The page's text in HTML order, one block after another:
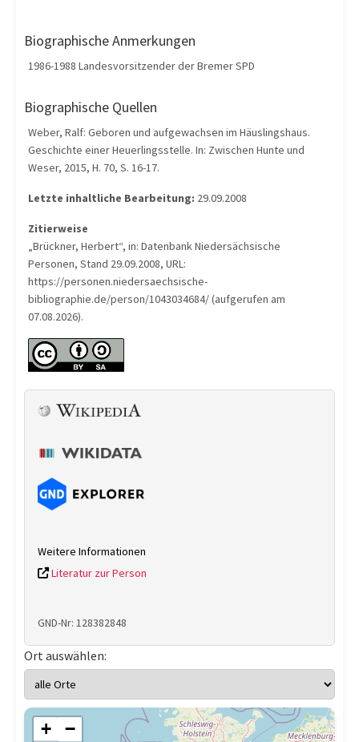
Biographische Anmerkungen
1986-1988 Landesvorsitzender der Bremer SPD
Biographische Quellen
Weber, Ralf: Geboren und aufgewachsen im Häuslingshaus.
Geschichte einer Heuerlingsstelle. In: Zwischen Hunte und
Weser, 2015, H. 70, S. 16-17.
Letzte inhaltliche Bearbeitung: 29.09.2008
Zitierweise
„Brückner, Herbert“, in: Datenbank Niedersächsische
Personen, Stand 29.09.2008, URL:
https://personen.niedersaechsische-
bibliographie.de/person/1043034684/ (aufgerufen am
07.08.2026).
Weitere Informationen
Literatur zur Person
GND-Nr: 128382848
Ort auswählen:
+ −